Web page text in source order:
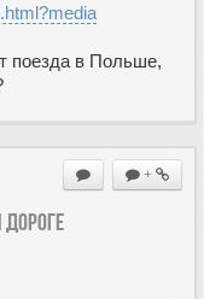
поезда в Польше,
+